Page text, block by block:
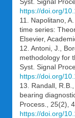
https://doi.org/
11. Napolitano,
time series:
Elsevier,
12. Antoni, J.,
methodology for
Syst. Signal
https://doi.org/
13. Randall,
bearing
Process., 25(2),
https://doi.org/